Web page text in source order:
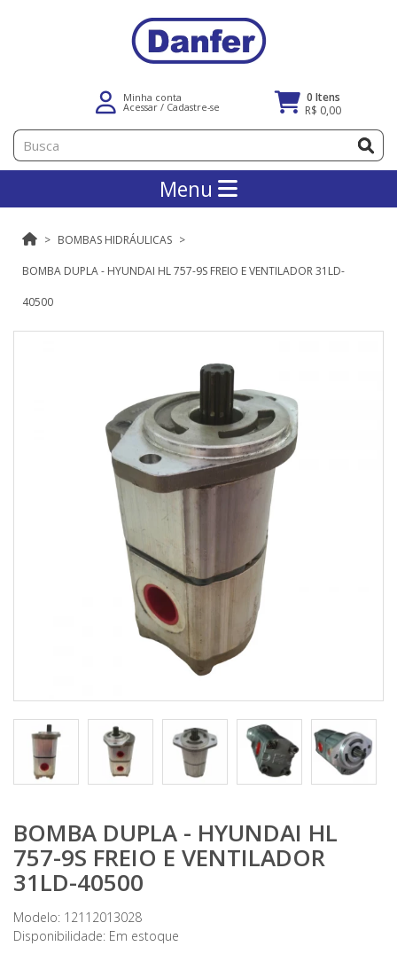
Minha conta
Acessar / Cadastre-se
0 Itens
R$ 0,00
Menu
BOMBAS HIDRÁULICAS
BOMBA DUPLA - HYUNDAI HL 757-9S FREIO E VENTILADOR 31LD-
40500
BOMBA DUPLA - HYUNDAI HL
757-9S FREIO E VENTILADOR
31LD-40500
Modelo: 12112013028
Disponibilidade: Em estoque